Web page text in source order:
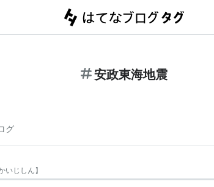
安政東海地震
グ
いじしん】